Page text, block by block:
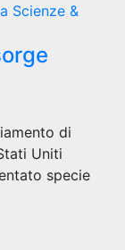
Scienze &
di
Uniti
specie